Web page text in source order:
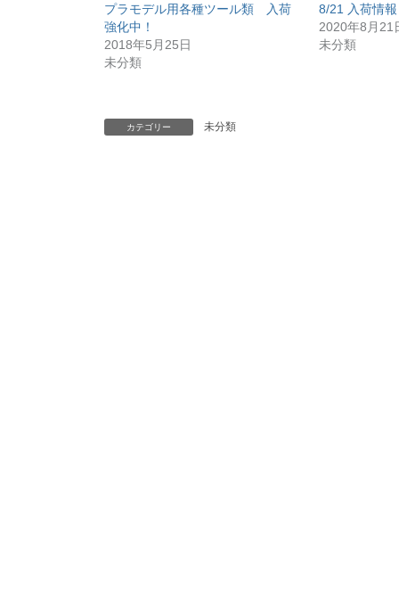
プラモデル用各種ツール類 入荷
強化中！
2018年5月25日
未分類
8/21 入荷情
2020年8月21
未分類
カテゴリー 未分類